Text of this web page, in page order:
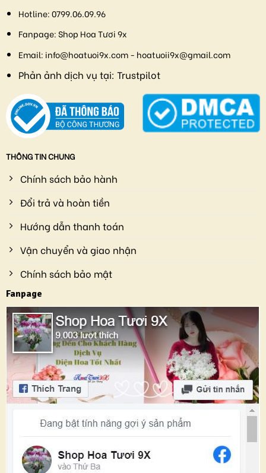
Hotline:0799.06.09.96
Fanpage:Shop Hoa Tươi 9x
Email: info@hoatuoi9x.com - hoatuoii9x@gmail.com
Phản ảnh dịch vụ tại: Trustpilot
THÔNG TIN CHUNG
Chính sách bảo hành
Đổi trả và hoàn tiền
Hướng dẫn thanh toán
Vận chuyển và giao nhận
Chính sách bảo mật
Fanpage